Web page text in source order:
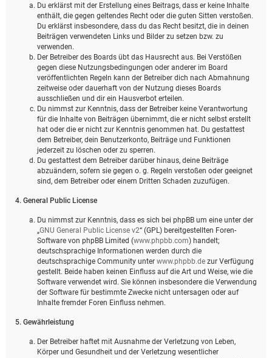
Du erklärst mit der Erstellung eines Beitrags, dass er keine Inhalte
enthält, die gegen geltendes Recht oder die guten Sitten verstoßen.
Du erklärst insbesondere, dass du das Recht besitzt, die in deinen
Beiträgen verwendeten Links und Bilder zu setzen bzw. zu
verwenden.
Der Betreiber des Boards übt das Hausrecht aus. Bei Verstößen
gegen diese Nutzungsbedingungen oder anderer im Board
veröffentlichten Regeln kann der Betreiber dich nach Abmahnung
zeitweise oder dauerhaft von der Nutzung dieses Boards
ausschließen und dir ein Hausverbot erteilen.
Du nimmst zur Kenntnis, dass der Betreiber keine Verantwortung
für die Inhalte von Beiträgen übernimmt, die er nicht selbst erstellt
hat oder die er nicht zur Kenntnis genommen hat. Du gestattest
dem Betreiber, dein Benutzerkonto, Beiträge und Funktionen
jederzeit zu löschen oder zu sperren.
Du gestattest dem Betreiber darüber hinaus, deine Beiträge
abzuändern, sofern sie gegen o. g. Regeln verstoßen oder geeignet
sind, dem Betreiber oder einem Dritten Schaden zuzufügen.
4. General Public License
Du nimmst zur Kenntnis, dass es sich bei phpBB um eine unter der
„GNU General Public License v2“ (GPL) bereitgestellten Foren-
Software von phpBB Limited (www.phpbb.com) handelt;
deutschsprachige Informationen werden durch die
deutschsprachige Community unter www.phpbb.de zur Verfügung
gestellt. Beide haben keinen Einfluss auf die Art und Weise, wie die
Software verwendet wird. Sie können insbesondere die Verwendung
der Software für bestimmte Zwecke nicht untersagen oder auf
Inhalte fremder Foren Einfluss nehmen.
5. Gewährleistung
Der Betreiber haftet mit Ausnahme der Verletzung von Leben,
Körper und Gesundheit und der Verletzung wesentlicher